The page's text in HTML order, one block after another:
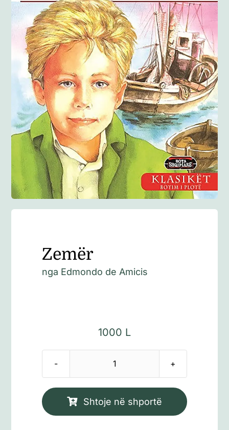
Anglisht
Ditarë
Evente
Blog
Zemër
nga Edmondo de Amicis
1000 L
Sasi
Shtoje në shportë